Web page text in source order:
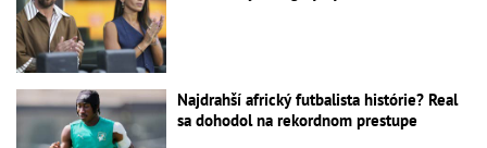
Najdrahší africký futbalista histórie? Real
sa dohodol na rekordnom prestupe